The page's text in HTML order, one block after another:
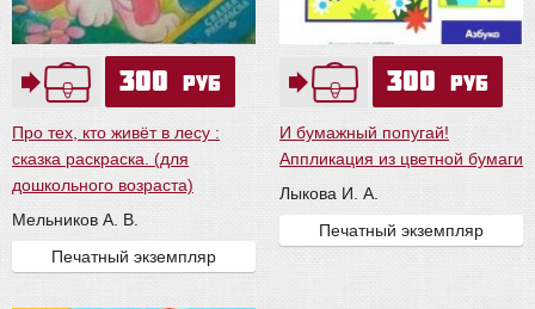
300 руб
Про тех, кто живёт в лесу :
сказка раскраска. (для
дошкольного возраста)
Мельников А. В.
Печатный экземпляр
300 руб
И бумажный попугай!
Аппликация из цветной бумаги
Лыкова И. А.
Печатный экземпляр